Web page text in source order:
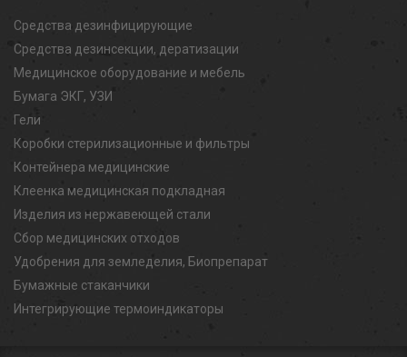
Средства дезинфицирующие
Средства дезинсекции, дератизации
Медицинское оборудование и мебель
Бумага ЭКГ, УЗИ
Гели
Коробки стерилизационные и фильтры
Контейнера медицинские
Клеенка медицинская подкладная
Изделия из нержавеющей стали
Сбор медицинских отходов
Удобрения для земледелия, Биопрепарат
Бумажные стаканчики
Интегрирующие термоиндикаторы